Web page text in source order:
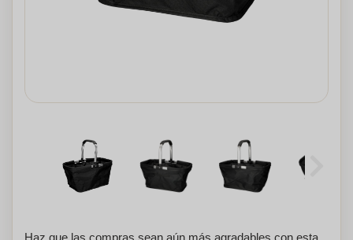
Haz que las compras sean aún más agradables con esta